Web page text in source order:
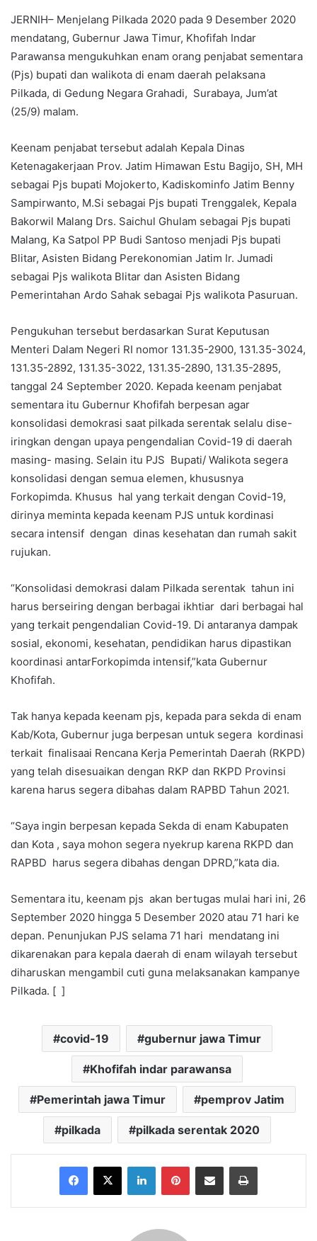
JERNIH– Menjelang Pilkada 2020 pada 9 Desember 2020
mendatang, Gubernur Jawa Timur, Khofifah Indar
Parawansa mengukuhkan enam orang penjabat sementara
(Pjs) bupati dan walikota di enam daerah pelaksana
Pilkada, di Gedung Negara Grahadi, Surabaya, Jum’at
(25/9) malam.
Keenam penjabat tersebut adalah Kepala Dinas
Ketenagakerjaan Prov. Jatim Himawan Estu Bagijo, SH, MH
sebagai Pjs bupati Mojokerto, Kadiskominfo Jatim Benny
Sampirwanto, M.Si sebagai Pjs bupati Trenggalek, Kepala
Bakorwil Malang Drs. Saichul Ghulam sebagai Pjs bupati
Malang, Ka Satpol PP Budi Santoso menjadi Pjs bupati
Blitar, Asisten Bidang Perekonomian Jatim Ir. Jumadi
sebagai Pjs walikota Blitar dan Asisten Bidang
Pemerintahan Ardo Sahak sebagai Pjs walikota Pasuruan.
Pengukuhan tersebut berdasarkan Surat Keputusan
Menteri Dalam Negeri RI nomor 131.35-2900, 131.35-3024,
131.35-2892, 131.35-3022, 131.35-2890, 131.35-2895,
tanggal 24 September 2020. Kepada keenam penjabat
sementara itu Gubernur Khofifah berpesan agar
konsolidasi demokrasi saat pilkada serentak selalu dise-
iringkan dengan upaya pengendalian Covid-19 di daerah
masing- masing. Selain itu PJS Bupati/ Walikota segera
konsolidasi dengan semua elemen, khususnya
Forkopimda. Khusus hal yang terkait dengan Covid-19,
dirinya meminta kepada keenam PJS untuk kordinasi
secara intensif dengan dinas kesehatan dan rumah sakit
rujukan.
“Konsolidasi demokrasi dalam Pilkada serentak tahun ini
harus berseiring dengan berbagai ikhtiar dari berbagai hal
yang terkait pengendalian Covid-19. Di antaranya dampak
sosial, ekonomi, kesehatan, pendidikan harus dipastikan
koordinasi antarForkopimda intensif,”kata Gubernur
Khofifah.
Tak hanya kepada keenam pjs, kepada para sekda di enam
Kab/Kota, Gubernur juga berpesan untuk segera kordinasi
terkait finalisaai Rencana Kerja Pemerintah Daerah (RKPD)
yang telah disesuaikan dengan RKP dan RKPD Provinsi
karena harus segera dibahas dalam RAPBD Tahun 2021.
“Saya ingin berpesan kepada Sekda di enam Kabupaten
dan Kota , saya mohon segera nyekrup karena RKPD dan
RAPBD harus segera dibahas dengan DPRD,”kata dia.
Sementara itu, keenam pjs akan bertugas mulai hari ini, 26
September 2020 hingga 5 Desember 2020 atau 71 hari ke
depan. Penunjukan PJS selama 71 hari mendatang ini
dikarenakan para kepala daerah di enam wilayah tersebut
diharuskan mengambil cuti guna melaksanakan kampanye
Pilkada. [ ]
covid-19 gubernur jawa Timur
Khofifah indar parawansa
Pemerintah jawa Timur pemprov Jatim
pilkada pilkada serentak 2020
Facebook
X LinkedInPinterestShare via Email Print